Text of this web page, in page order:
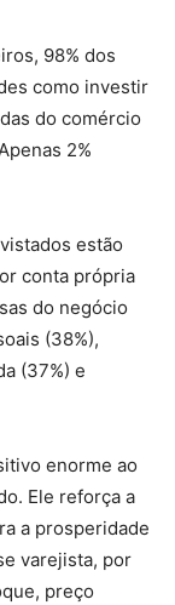
98% dos
como investir
do comércio
2%
estão
conta própria
do negócio
(38%),
(37%) e
enorme ao
Ele reforça a
a prosperidade
varejista, por
preço